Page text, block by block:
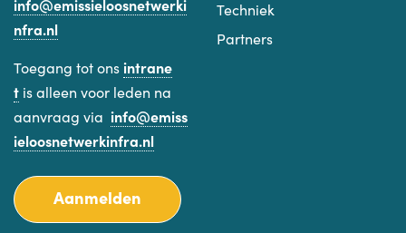
info@emissieloosnetwerki
nfra.nl
Toegang tot onsintrane
t is alleen voor leden na
aanvraag via info@emiss
ieloosnetwerkinfra.nl
Aanmelden
Techniek
Partners